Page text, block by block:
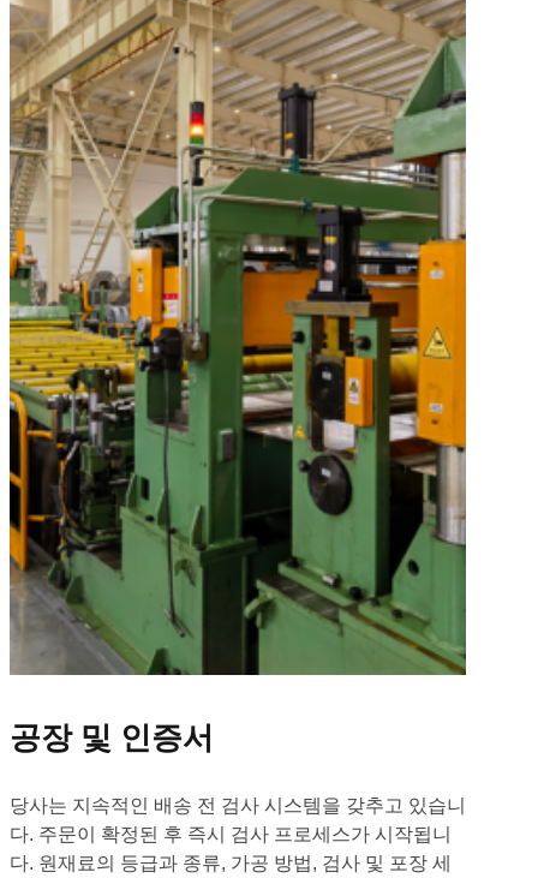
공장 및 인증서
당사는 지속적인 배송 전 검사 시스템을 갖추고 있습니
다. 주문이 확정된 후 즉시 검사 프로세스가 시작됩니
다. 원재료의 등급과 종류, 가공 방법, 검사 및 포장 세